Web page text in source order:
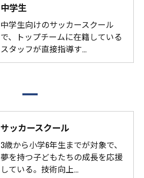
中学生
中学生向けのサッカースクール
で、トップチームに在籍している
スタッフが直接指導す…
サッカースクール
3歳から小学6年生までが対象で、
夢を持つ子どもたちの成長を応援
している。技術向上…